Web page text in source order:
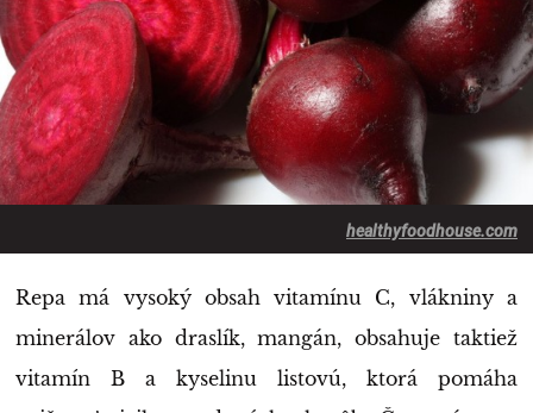
healthyfoodhouse.com
Repa má vysoký obsah vitamínu C, vlákniny a
minerálov ako draslík, mangán, obsahuje taktiež
vitamín B a kyselinu listovú, ktorá pomáha